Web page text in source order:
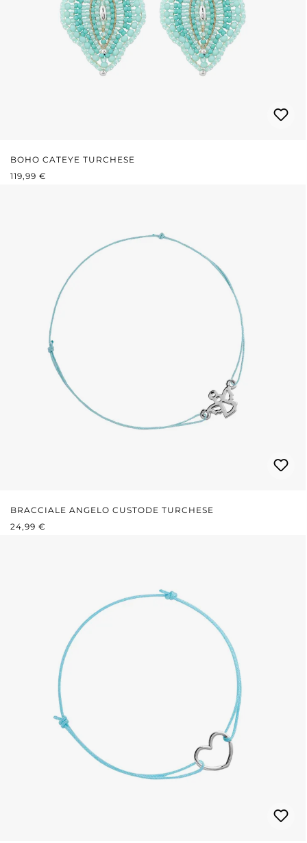
BOHO CATEYE TURCHESE
PREZZO NORMALE:
119,99 €
BRACCIALE ANGELO CUSTODE TURCHESE
PREZZO NORMALE:
24,99 €